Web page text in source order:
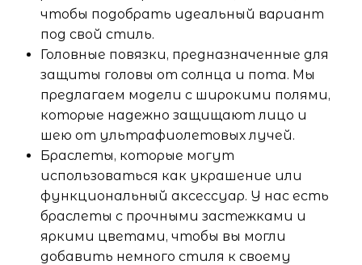
чтобы подобрать идеальный вариант
под свой стиль.
Головные повязки, предназначенные для
защиты головы от солнца и пота. Мы
предлагаем модели с широкими полями,
которые надежно защищают лицо и
шею от ультрафиолетовых лучей.
Браслеты, которые могут
использоваться как украшение или
функциональный аксессуар. У нас есть
браслеты с прочными застежками и
яркими цветами, чтобы вы могли
добавить немного стиля к своему